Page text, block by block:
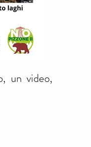
un video,